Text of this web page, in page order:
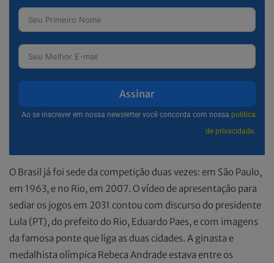
Assinar
Ao se inscrever em nossa newsletter você concorda com nossa política
de privacidade.
O Brasil já foi sede da competição duas vezes: em São Paulo,
em 1963, e no Rio, em 2007. O vídeo de apresentação para
sediar os jogos em 2031 contou com discurso do presidente
Lula (PT), do prefeito do Rio, Eduardo Paes, e com imagens
da famosa ponte que liga as duas cidades. A ginasta e
medalhista olímpica Rebeca Andrade estava entre os